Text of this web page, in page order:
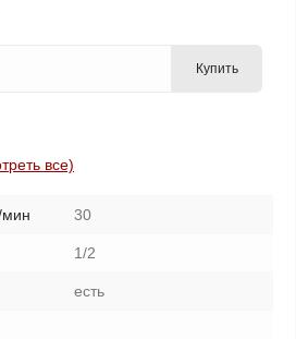
Купить
все)
мин 30
1/2
есть